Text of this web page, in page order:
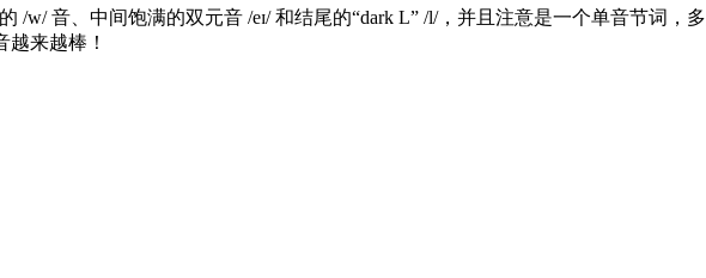
/w/ 音、中间饱满的双元音 /eɪ/ 和结尾的“dark L” /l/，并且注意是一个单音节词，
来越棒！